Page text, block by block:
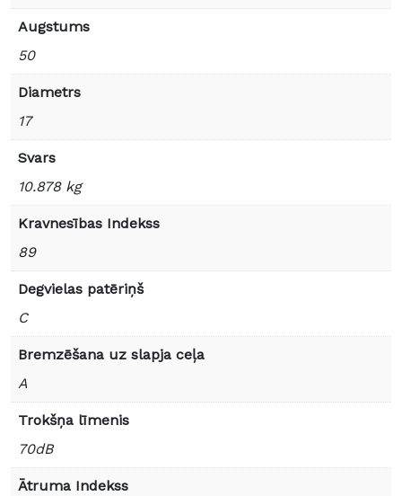
Augstums
50
Diametrs
17
Svars
10.878 kg
Kravnesības Indekss
89
Degvielas patēriņš
C
Bremzēšana uz slapja ceļa
A
Trokšņa līmenis
70dB
Ātruma Indekss